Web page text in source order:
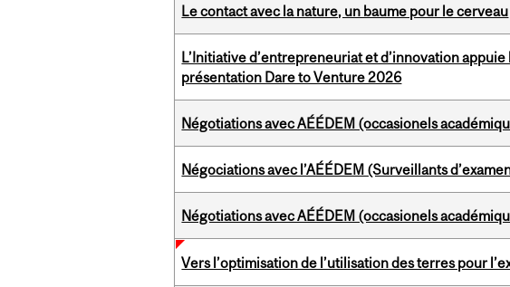
Le contact avec la nature, un baume pour le cerveau
L’Initiative d’entrepreneuriat et d’innovation
présentation Dare to Venture 2026
Négotiations avec AÉÉDEM (occasionels
Négociations avec l’AÉÉDEM (Surveillants
Négotiations avec AÉÉDEM (occasionels
Vers l’optimisation de l’utilisation des terres pour